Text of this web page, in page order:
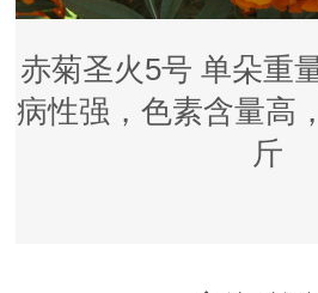
赤菊圣火5号 单朵重
病性强，色素含量高
斤